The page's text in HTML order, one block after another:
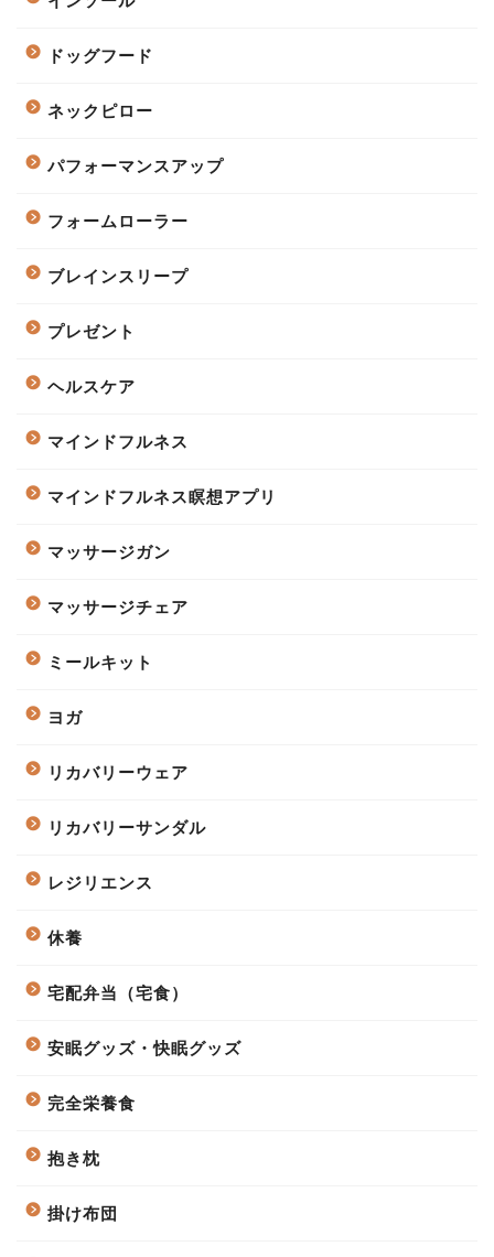
ドッグフード
ネックピロー
パフォーマンスアップ
フォームローラー
ブレインスリープ
プレゼント
ヘルスケア
マインドフルネス
マインドフルネス瞑想アプリ
マッサージガン
マッサージチェア
ミールキット
ヨガ
リカバリーウェア
リカバリーサンダル
レジリエンス
休養
宅配弁当（宅食）
安眠グッズ・快眠グッズ
完全栄養食
抱き枕
掛け布団